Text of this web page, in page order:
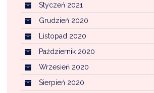
Styczeń 2021
Grudzień 2020
Listopad 2020
Październik 2020
Wrzesień 2020
Sierpień 2020